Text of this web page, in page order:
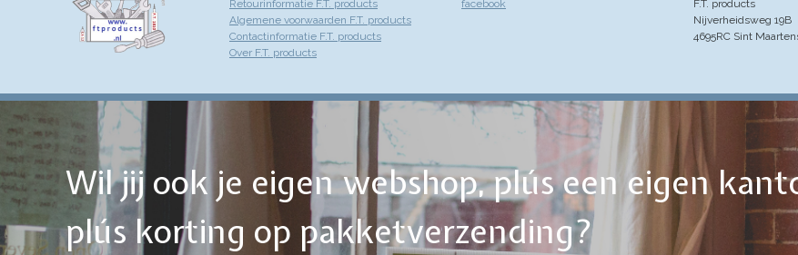
Retourinformatie F.T. products
Algemene voorwaarden F.T. products
Contactinformatie F.T. products
Over F.T. products
facebook
F.T. products
Nijverheidsweg 19B
4695RC Sint
Wil jij ook je eigen webshop, plús een eigen
plús korting op pakketverzending?